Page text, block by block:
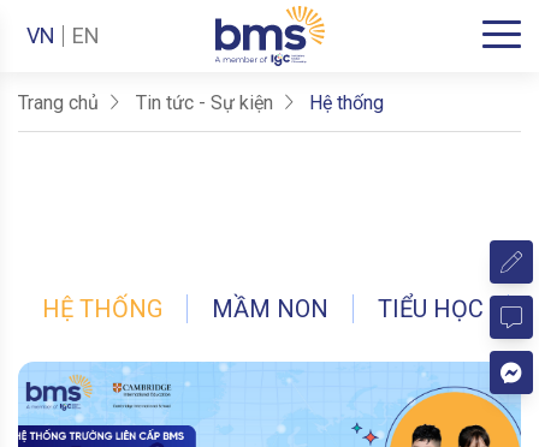
VN EN
Trang chủ Tin tức - Sự kiện Hệ thống
HỆ THỐNG MẦM NON TIỂU HỌC